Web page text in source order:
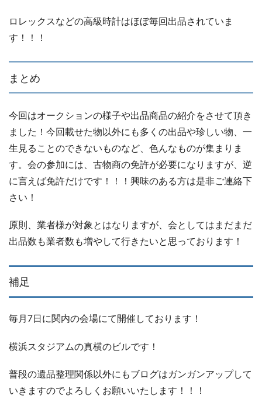
ロレックスなどの高級時計はほぼ毎回出品されていま
す！！！
まとめ
今回はオークションの様子や出品商品の紹介をさせて頂き
ました！今回載せた物以外にも多くの出品や珍しい物、一
生見ることのできないものなど、色んなものが集まりま
す。会の参加には、古物商の免許が必要になりますが、逆
に言えば免許だけです！！！興味のある方は是非ご連絡下
さい！
原則、業者様が対象とはなりますが、会としてはまだまだ
出品数も業者数も増やして行きたいと思っております！
補足
毎月7日に関内の会場にて開催しております！
横浜スタジアムの真横のビルです！
普段の遺品整理関係以外にもブログはガンガンアップして
いきますのでよろしくお願いいたします！！！